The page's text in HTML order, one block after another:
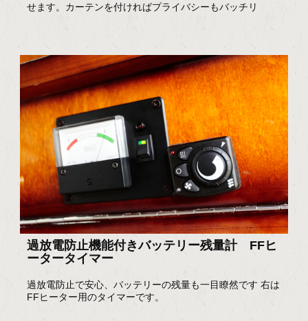
せます。カーテンを付ければプライバシーもバッチリ
過放電防止機能付きバッテリー残量計 FFヒ
ータータイマー
過放電防止で安心、バッテリーの残量も一目瞭然です 右は
FFヒーター用のタイマーです。